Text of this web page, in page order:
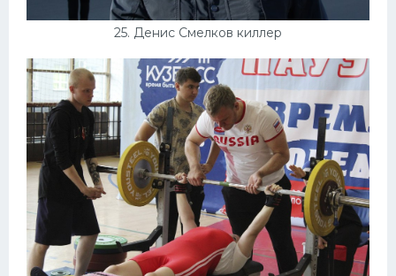
25. Денис Смелков киллер